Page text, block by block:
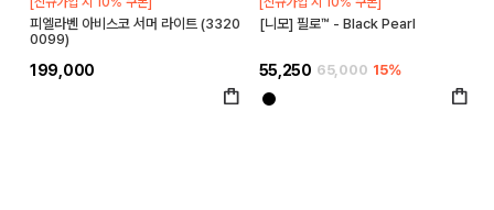
피엘라벤 아비스코 서머 라이트 (3320
0099)
199,000
[니모] 필로™ - Black Pearl
55,250 65,000 15%